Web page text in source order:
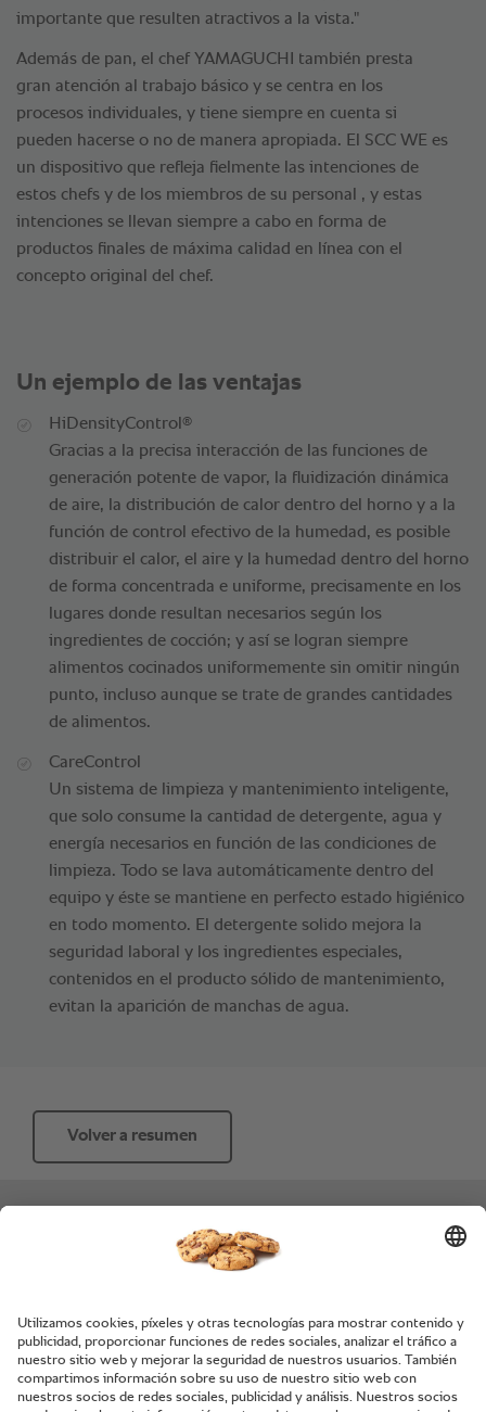
importante que resulten atractivos a la vista."
Además de pan, el chef YAMAGUCHI también presta
gran atención al trabajo básico y se centra en los
procesos individuales, y tiene siempre en cuenta si
pueden hacerse o no de manera apropiada. El SCC WE es
un dispositivo que refleja fielmente las intenciones de
estos chefs y de los miembros de su personal , y estas
intenciones se llevan siempre a cabo en forma de
productos finales de máxima calidad en línea con el
concepto original del chef.
Un ejemplo de las ventajas
HiDensityControl ®
Gracias a la precisa interacción de las funciones de
generación potente de vapor, la fluidización dinámica
de aire, la distribución de calor dentro del horno y a la
función de control efectivo de la humedad, es posible
distribuir el calor, el aire y la humedad dentro del horno
de forma concentrada e uniforme, precisamente en los
lugares donde resultan necesarios según los
ingredientes de cocción; y así se logran siempre
alimentos cocinados uniformemente sin omitir ningún
punto, incluso aunque se trate de grandes cantidades
de alimentos.
CareControl
Un sistema de limpieza y mantenimiento inteligente,
que solo consume la cantidad de detergente, agua y
energía necesarios en función de las condiciones de
limpieza. Todo se lava automáticamente dentro del
equipo y éste se mantiene en perfecto estado higiénico
en todo momento. El detergente solido mejora la
seguridad laboral y los ingredientes especiales,
contenidos en el producto sólido de mantenimiento,
evitan la aparición de manchas de agua.
Volver a resumen